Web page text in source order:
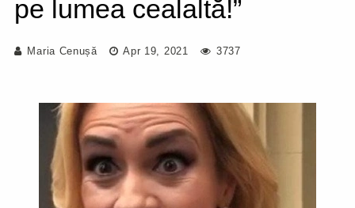
pe lumea cealaltă!”
Maria Cenușă Apr 19, 2021 3737